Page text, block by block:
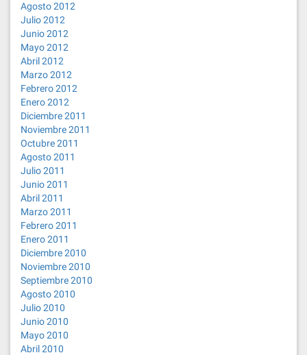
Agosto 2012
Julio 2012
Junio 2012
Mayo 2012
Abril 2012
Marzo 2012
Febrero 2012
Enero 2012
Diciembre 2011
Noviembre 2011
Octubre 2011
Agosto 2011
Julio 2011
Junio 2011
Abril 2011
Marzo 2011
Febrero 2011
Enero 2011
Diciembre 2010
Noviembre 2010
Septiembre 2010
Agosto 2010
Julio 2010
Junio 2010
Mayo 2010
Abril 2010